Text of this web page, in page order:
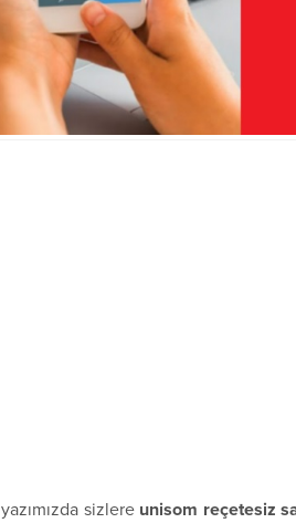
yazımızda sizlere unisom reçetesiz